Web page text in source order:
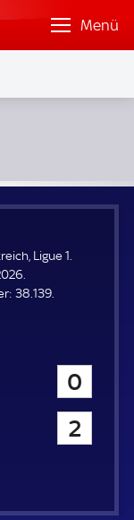
Menü
Ligue 1.
Z
38.139.
0
2